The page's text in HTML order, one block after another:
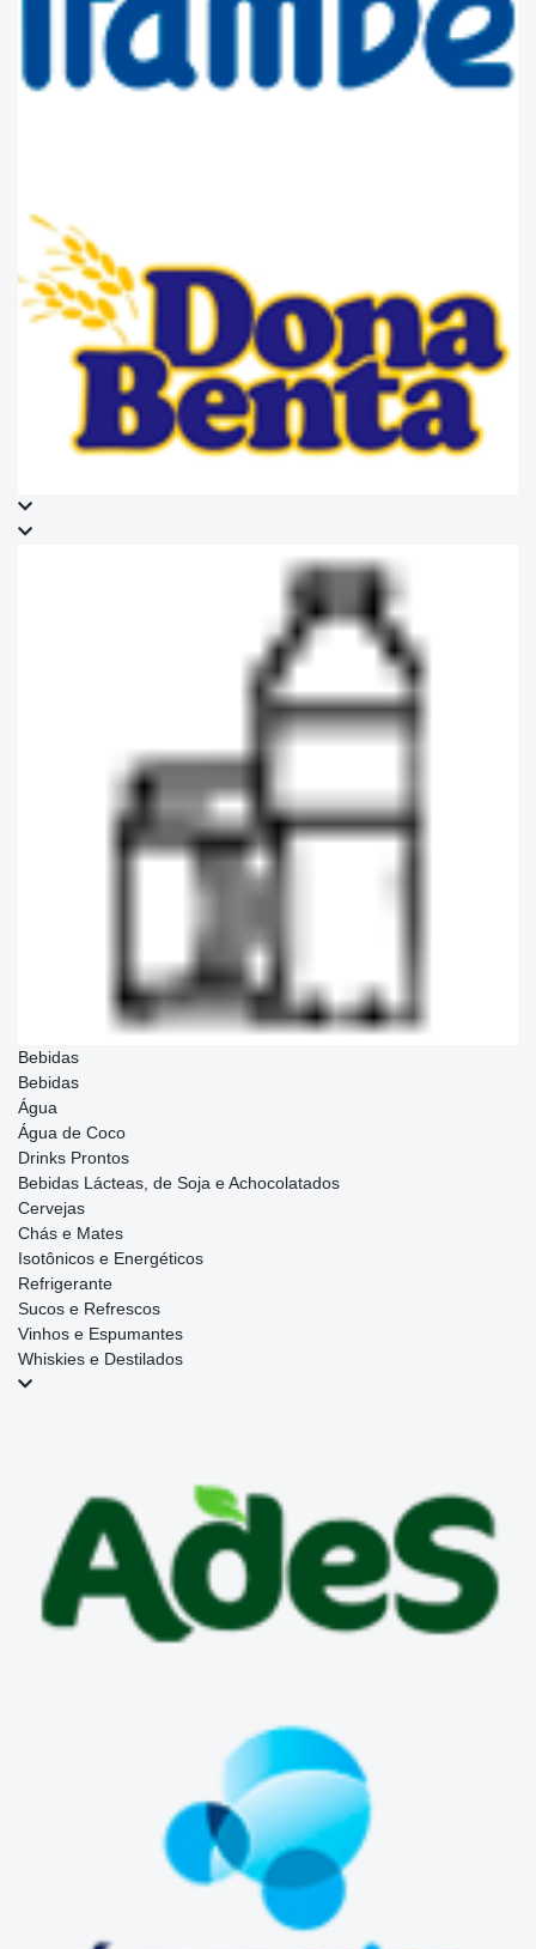
Bebidas
Bebidas
Água
Água de Coco
Drinks Prontos
Bebidas Lácteas, de Soja e Achocolatados
Cervejas
Chás e Mates
Isotônicos e Energéticos
Refrigerante
Sucos e Refrescos
Vinhos e Espumantes
Whiskies e Destilados